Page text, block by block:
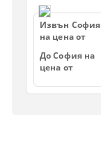
Извън София
на цена от
До София на
цена от